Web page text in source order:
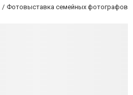
Фотовыставка семейных фотографов